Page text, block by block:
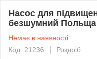
Насос для
безшумний Польща
Немає в наявності
Код: 21236
Роздріб